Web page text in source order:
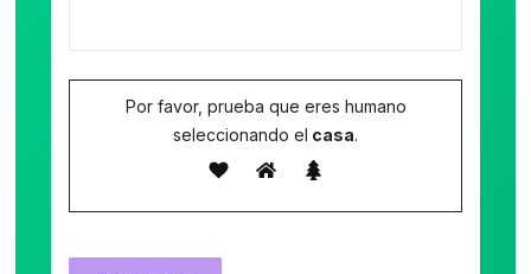
Por favor, prueba que eres humano
seleccionando el casa.